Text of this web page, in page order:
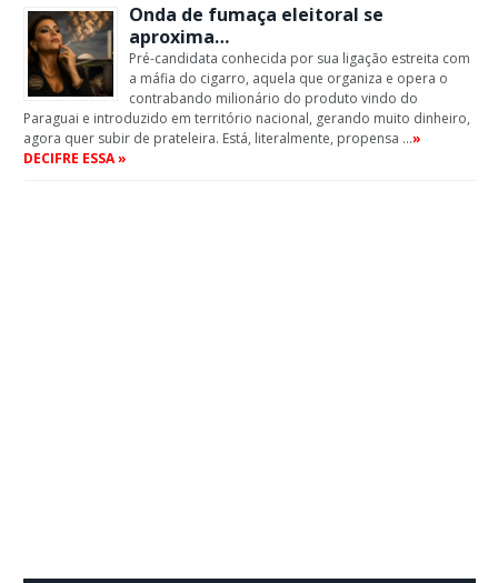
Onda de fumaça eleitoral se
aproxima…
Pré-candidata conhecida por sua ligação estreita com
a máfia do cigarro, aquela que organiza e opera o
contrabando milionário do produto vindo do
Paraguai e introduzido em território nacional, gerando muito dinheiro,
agora quer subir de prateleira. Está, literalmente, propensa …»
DECIFRE ESSA »